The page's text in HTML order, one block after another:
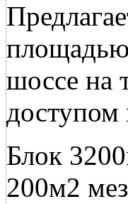
шоссе на
доступом
Блок
200м2